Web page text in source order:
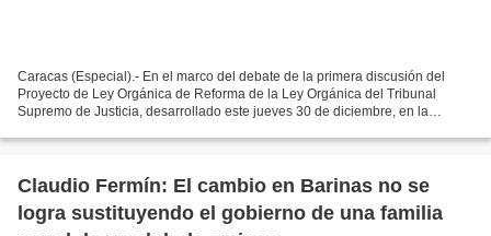
Caracas (Especial).- En el marco del debate de la primera discusión del
Proyecto de Ley Orgánica de Reforma de la Ley Orgánica del Tribunal
Supremo de Justicia, desarrollado este jueves 30 de diciembre, en la
Claudio Fermín: El cambio en Barinas no se
logra sustituyendo el gobierno de una familia